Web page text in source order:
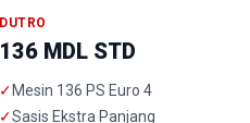
DUTRO
136 MDL STD
✓ Mesin 136 PS Euro 4
✓Sasis Ekstra Panjang